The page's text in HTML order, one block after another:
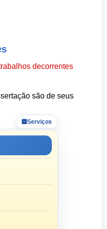
decorrentes
são de seus
Serviços